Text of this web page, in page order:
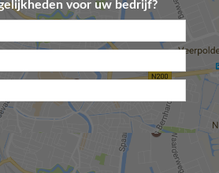
voor uw bedrijf?